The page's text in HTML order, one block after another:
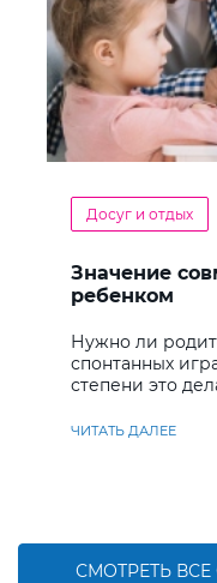
Досуг и отдых
Значение
ребенком
Нужно ли
спонтанных
степени это
ЧИТАТЬ ДАЛЕЕ
СМОТРЕТЬ ВСЕ